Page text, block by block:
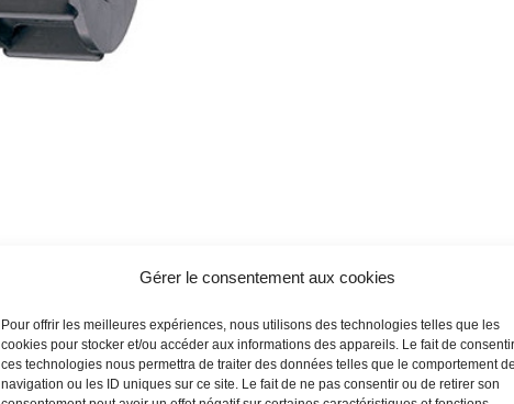
Gérer le consentement aux cookies
Pour offrir les meilleures expériences, nous utilisons des technologies telles que les
cookies pour stocker et/ou accéder aux informations des appareils. Le fait de
ces technologies nous permettra de traiter des données telles que le comportement de
navigation ou les ID uniques sur ce site. Le fait de ne pas consentir ou de retirer son